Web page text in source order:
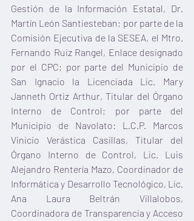
Gestión de la Información Estatal, Dr.
Martín León Santiesteban; por parte de la
Comisión Ejecutiva de la SESEA, el Mtro.
Fernando Ruiz Rangel, Enlace designado
por el CPC; por parte del Municipio de
San Ignacio la Licenciada Lic. Mary
Janneth Ortiz Arthur, Titular del Órgano
Interno de Control; por parte del
Municipio de Navolato: L.C.P. Marcos
Vinicio Verástica Casillas, Titular del
Órgano Interno de Control, Lic. Luis
Alejandro Rentería Mazo, Coordinador de
Informática y Desarrollo Tecnológico, Lic.
Ana Laura Beltrán Villalobos,
Coordinadora de Transparencia y Acceso